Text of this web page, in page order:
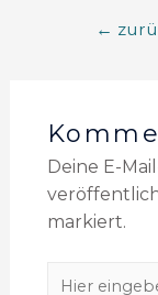
←
Deine E-
markiert.